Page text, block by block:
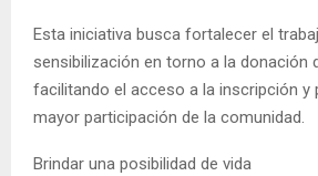
Esta iniciativa busca fortalecer el
sensibilización en torno a la donación
facilitando el acceso a la inscripción y
mayor participación de la comunidad.
Brindar una posibilidad de vida